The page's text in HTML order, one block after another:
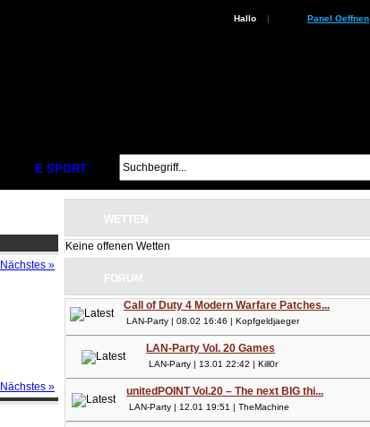
Hallo | Panel Oeffnen
E SPORT
Nächstes »
Nächstes »
WETTEN
Keine offenen Wetten
FORUM
Call of Duty 4 Modern Warfare Patches...
LAN-Party | 08.02 16:46 | Kopfgeldjaeger
LAN-Party Vol. 20 Games
LAN-Party | 13.01 22:42 | Kill0r
unitedPOINT Vol.20 – The next BIG thi...
LAN-Party | 12.01 19:51 | TheMachine